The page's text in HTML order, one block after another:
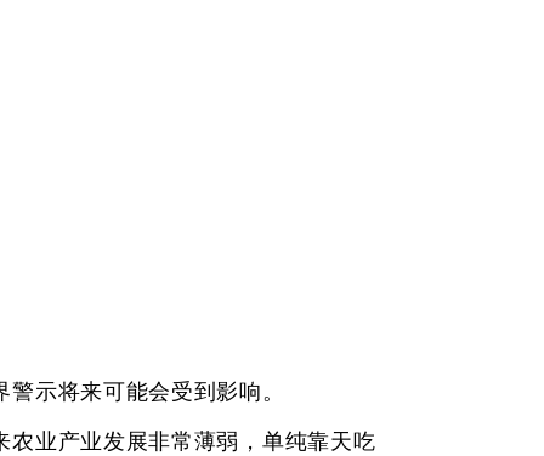
界警示将来可能会受到影响。
业产业发展非常薄弱，单纯靠天吃